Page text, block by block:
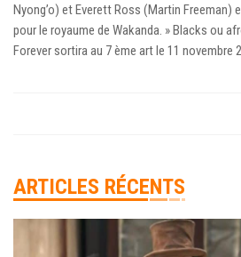
Nyong’o) et Everett Ross (Martin Freeman)
pour le royaume de Wakanda. » Blacks ou
Forever sortira au 7 ème art le 11 novembre
ARTICLES RÉCENTS